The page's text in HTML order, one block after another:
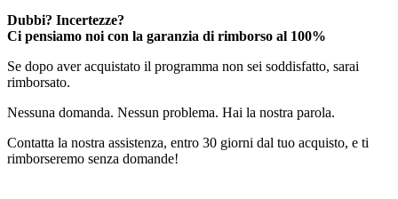
Dubbi? Incertezze?
Ci pensiamo noi con la garanzia di rimborso al 100%
Se dopo aver acquistato il programma non sei soddisfatto, sarai
rimborsato.
Nessuna domanda. Nessun problema. Hai la nostra parola.
Contatta la nostra assistenza, entro 30 giorni dal tuo acquisto, e ti
rimborseremo senza domande!